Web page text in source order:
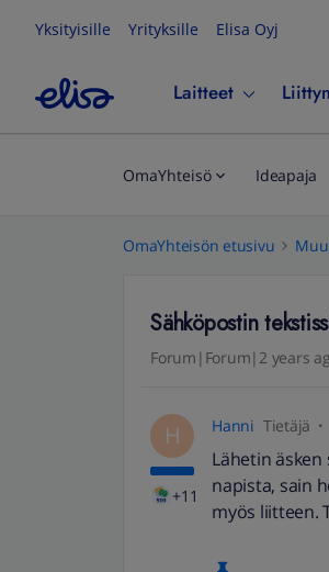
Yksityisille Yrityksille Elisa Oyj
Laitteet
OmaYhteisö Ideapaja
OmaYhteisön etusivu
Sähköpostin
Forum|Forum|2 years
H
+11
Hanni Tietäjä
Lähetin äsken
napista, sain
myös liitteen.